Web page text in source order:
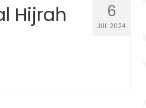
6
JUL 2024
Hijrah